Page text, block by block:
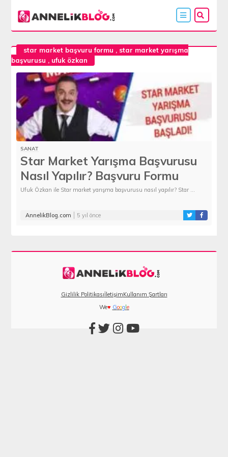
star market başvuru formu , star market yarışma
başvurusu , ufuk özkan
SANAT
Star Market Yarışma Başvurusu
Nasıl Yapılır? Başvuru Formu
Açıldı!
Ufuk Özkan ile Star market yarışma başvurusu nasıl yapılır? Star ...
AnnelikBlog.com 5 yıl önce
Gizlilik PolitikasıİletişimKullanım Şartları
We♥ Goog e